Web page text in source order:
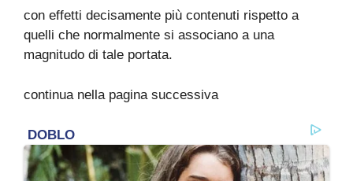
con effetti decisamente più contenuti rispetto a
quelli che normalmente si associano a una
magnitudo di tale portata.
continua nella pagina successiva